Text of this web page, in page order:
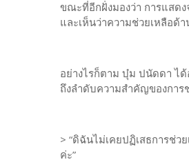
ขณะที่อีกฝั่งมองว่า การแสด
และเห็นว่าความช่วยเหลือ
อย่างไรก็ตาม บุ๋ม ปนัดดา ไ
ถึงลำดับความสำคัญของการ
> “ดิฉันไม่เคยปฏิเสธการช่
ค่ะ”